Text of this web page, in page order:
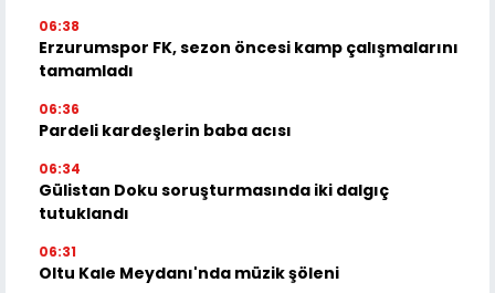
06:38
Erzurumspor FK, sezon öncesi kamp çalışmalarını
tamamladı
06:36
Pardeli kardeşlerin baba acısı
06:34
Gülistan Doku soruşturmasında iki dalgıç
tutuklandı
06:31
Oltu Kale Meydanı'nda müzik şöleni